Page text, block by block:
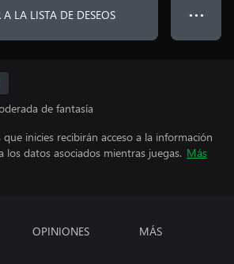
A LA LISTA DE DESEOS ● ● ●
de fantasía
inicies recibirán acceso a la información
los datos asociados mientras juegas. Más
OPINIONES MÁS